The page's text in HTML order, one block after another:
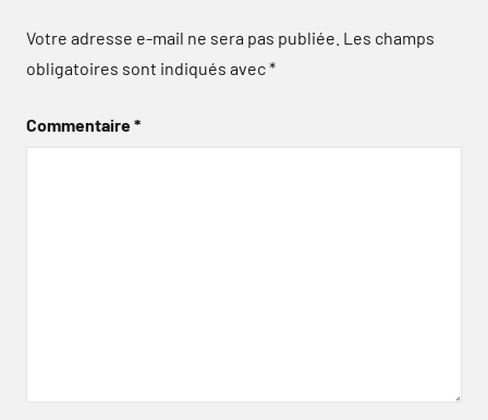
Votre adresse e-mail ne sera pas publiée. Les champs
obligatoires sont indiqués avec*
Commentaire*